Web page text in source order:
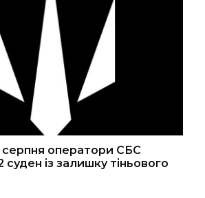
серпня оператори СБС
із залишку тіньового